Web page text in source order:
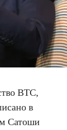
BTC,
в
Сатоши